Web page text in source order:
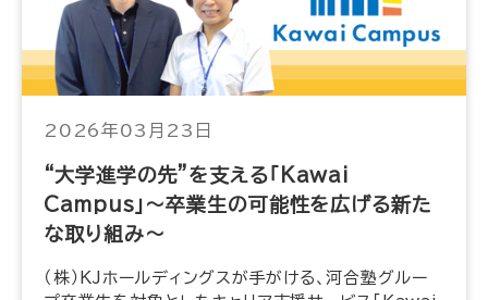
2026年03月23日
“大学進学の先”を支える「Kawai
Campus」～卒業生の可能性を広げる新た
な取り組み～
（株）KJホールディングスが手がける、河合塾グルー